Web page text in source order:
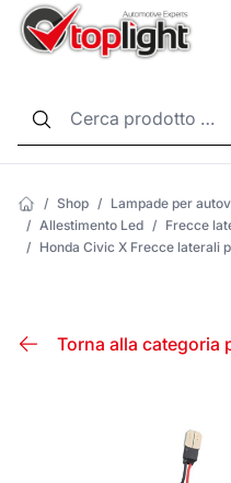
/ Shop / Lampade per
/ Allestimento Led / Frecce
/ Honda Civic X Frecce laterali
Torna alla categoria